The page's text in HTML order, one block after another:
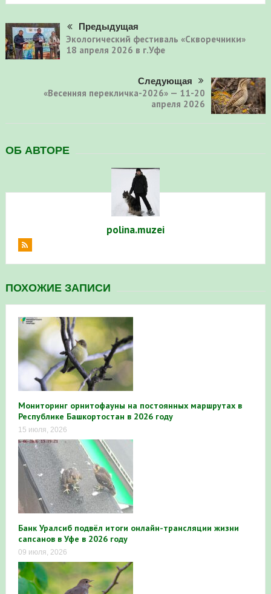
Предыдущая
Экологический фестиваль «Скворечники»
18 апреля 2026 в г.Уфе
Следующая
«Весенняя перекличка-2026» — 11-20
апреля 2026
ОБ АВТОРЕ
polina.muzei
ПОХОЖИЕ ЗАПИСИ
Мониторинг орнитофауны на постоянных маршрутах в
Республике Башкортостан в 2026 году
15 июля, 2026
Банк Уралсиб подвёл итоги онлайн-трансляции жизни
сапсанов в Уфе в 2026 году
09 июля, 2026